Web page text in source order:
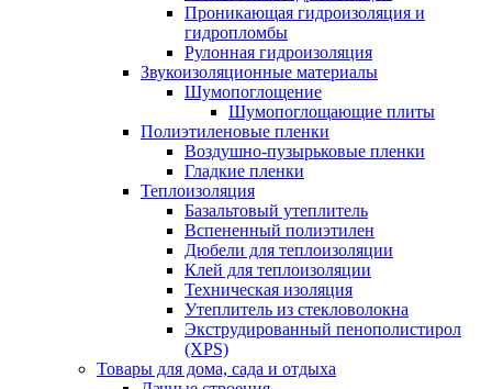
Проникающая гидроизоляция и
гидропломбы
Рулонная гидроизоляция
Звукоизоляционные материалы
Шумопоглощение
Шумопоглощающие плиты
Полиэтиленовые пленки
Воздушно-пузырьковые пленки
Гладкие пленки
Теплоизоляция
Базальтовый утеплитель
Вспененный полиэтилен
Дюбели для теплоизоляции
Клей для теплоизоляции
Техническая изоляция
Утеплитель из стекловолокна
Экструдированный пенополистирол
(XPS)
Товары для дома, сада и отдыха